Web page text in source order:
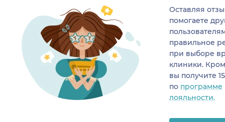
Оставляя
помогаете
правильное
при выборе
клиники.
вы получите
по программе
лояльности.